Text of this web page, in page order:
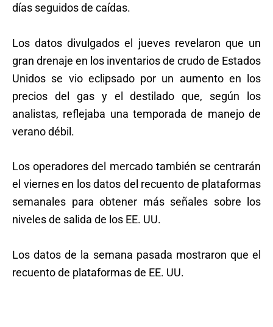
días seguidos de caídas.
Los datos divulgados el jueves revelaron que un
gran drenaje en los inventarios de crudo de Estados
Unidos se vio eclipsado por un aumento en los
precios del gas y el destilado que, según los
analistas, reflejaba una temporada de manejo de
verano débil.
Los operadores del mercado también se centrarán
el viernes en los datos del recuento de plataformas
semanales para obtener más señales sobre los
niveles de salida de los EE. UU.
Los datos de la semana pasada mostraron que el
recuento de plataformas de EE. UU.